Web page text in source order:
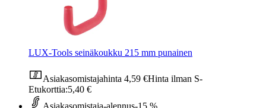
LUX-Tools seinäkoukku 215 mm punainen
Asiakasomistajahinta 4,59 €Hinta ilman S-
Etukorttia:5,40 €